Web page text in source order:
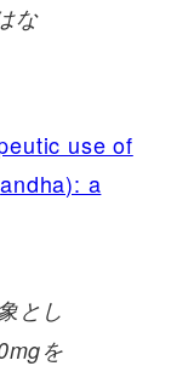
な
use of
a
とし
を